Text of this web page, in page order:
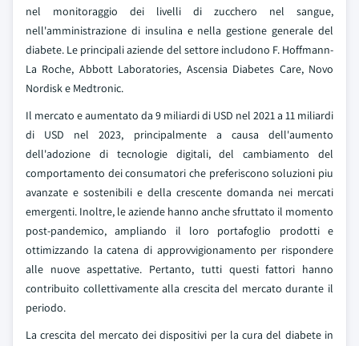
nel monitoraggio dei livelli di zucchero nel sangue,
nell'amministrazione di insulina e nella gestione generale del
diabete. Le principali aziende del settore includono F. Hoffmann-
La Roche, Abbott Laboratories, Ascensia Diabetes Care, Novo
Nordisk e Medtronic.
Il mercato e aumentato da 9 miliardi di USD nel 2021 a 11 miliardi
di USD nel 2023, principalmente a causa dell'aumento
dell'adozione di tecnologie digitali, del cambiamento del
comportamento dei consumatori che preferiscono soluzioni piu
avanzate e sostenibili e della crescente domanda nei mercati
emergenti. Inoltre, le aziende hanno anche sfruttato il momento
post-pandemico, ampliando il loro portafoglio prodotti e
ottimizzando la catena di approvvigionamento per rispondere
alle nuove aspettative. Pertanto, tutti questi fattori hanno
contribuito collettivamente alla crescita del mercato durante il
periodo.
La crescita del mercato dei dispositivi per la cura del diabete in